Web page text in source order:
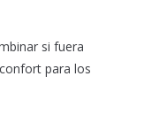
si fuera
para los